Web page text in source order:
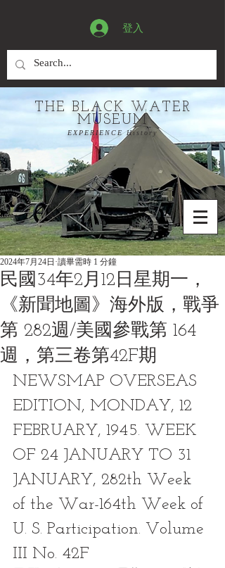
登入
THE BLACK WATER
MUSEUM
EXPERIENCE History
民國34年2月12日星期一，
《新聞地圖》海外版，戰爭
第 282週/美國參戰第 164
週，第三卷第42F期
2024年7月24日 讀畢需時 1 分鐘
NEWSMAP OVERSEAS
EDITION, MONDAY, 12
FEBRUARY, 1945. WEEK
OF 24 JANUARY TO 31
JANUARY, 282th Week
of the War-164th Week of
U. S. Participation. Volume
III No. 42F